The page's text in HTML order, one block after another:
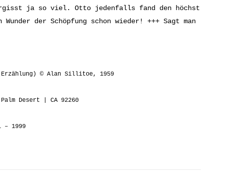
ja so viel. Otto jedenfalls fand den höchst
der Schöpfung schon wieder! +++ Sagt man
© Alan Sillitoe, 1959
Desert | CA 92260
– 1999